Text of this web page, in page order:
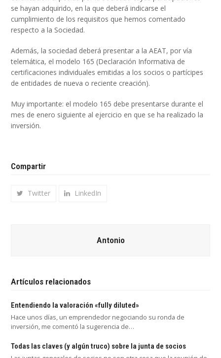
se hayan adquirido, en la que deberá indicarse el
cumplimiento de los requisitos que hemos comentado
respecto a la Sociedad.
Además, la sociedad deberá presentar a la AEAT, por vía
telemática, el modelo 165 (Declaración Informativa de
certificaciones individuales emitidas a los socios o partícipes
de entidades de nueva o reciente creación).
Muy importante: el modelo 165 debe presentarse durante el
mes de enero siguiente al ejercicio en que se ha realizado la
inversión.
Compartir
Twitter LinkedIn
Antonio
Artículos relacionados
Entendiendo la valoración «fully diluted»
Hace unos días, un emprendedor negociando su ronda de
inversión, me comentó la sugerencia de…
Todas las claves (y algún truco) sobre la junta de socios